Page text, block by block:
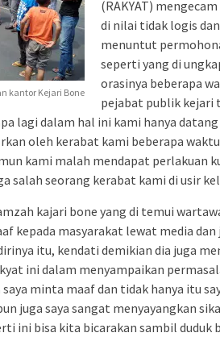
kantor Kejari Bone
(RAKYAT)
di nilai tidak logis
menuntut
seperti yang di
orasinya beberapa
pejabat publik kejari
lagi dalam hal ini kami hanya
oleh kerabat kami beberapa
kami malah mendapat perlakuan
salah seorang kerabat kami di usir
kajari bone yang di temui
kepada masyarakat lewat media dan
itu, kendati demikian dia juga
ini dalam menyampaikan
minta maaf dan tidak hanya itu
juga saya sangat menyayangkan
ini bisa kita bicarakan sambil duduk